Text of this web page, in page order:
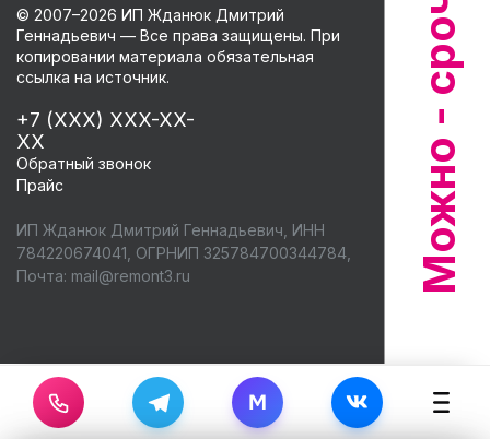
© 2007–2026 ИП Жданюк Дмитрий
Геннадьевич — Все права защищены. При
копировании материала обязательная
ссылка на источник.
+7 (XXX) XXX-XX-
XX
Обратный звонок
Прайс
ИП Жданюк Дмитрий Геннадьевич, ИНН
784220674041, ОГРНИП 325784700344784,
Почта: mail@remont3.ru
M